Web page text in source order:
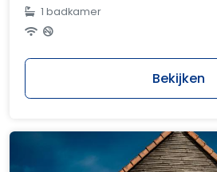
1 badkamer
Bekijken